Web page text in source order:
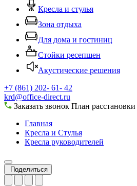
Кресла и стулья
Зона отдыха
Для дома и гостиниц
Стойки ресепшен
Акустические решения
+7 (861) 202- 61- 42
krd@office-direct.ru
Заказать звонок План расстановки
Главная
Кресла и Стулья
Кресла руководителей
Поделиться